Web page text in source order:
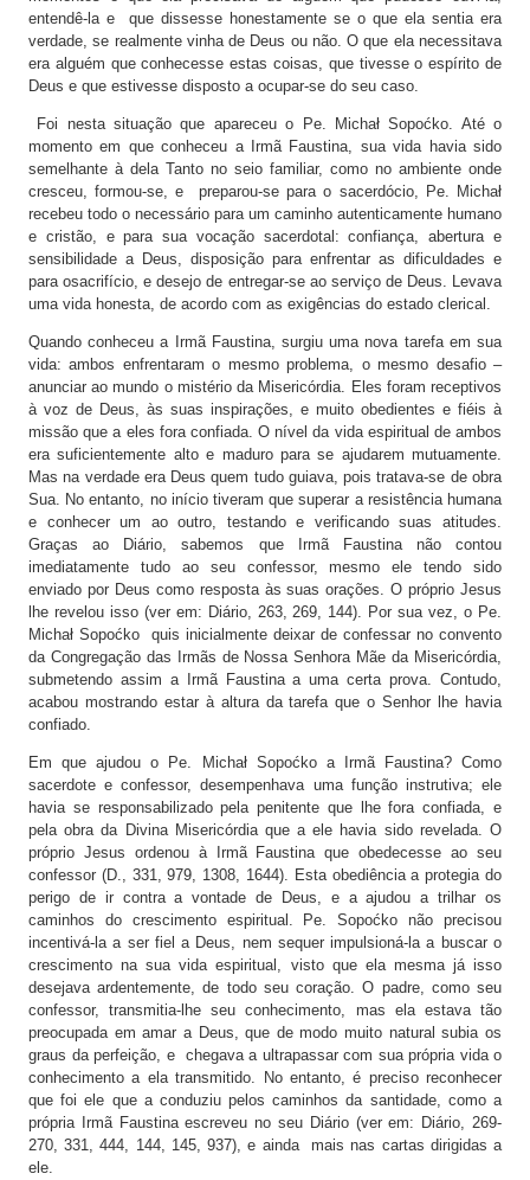
entendê-la e que dissesse honestamente se o que ela sentia era
verdade, se realmente vinha de Deus ou não. O que ela necessitava
era alguém que conhecesse estas coisas, que tivesse o espírito de
Deus e que estivesse disposto a ocupar-se do seu caso.
Foi nesta situação que apareceu o Pe. Michał Sopoćko. Até o
momento em que conheceu a Irmã Faustina, sua vida havia sido
semelhante à dela Tanto no seio familiar, como no ambiente onde
cresceu, formou-se, e preparou-se para o sacerdócio, Pe. Michał
recebeu todo o necessário para um caminho autenticamente humano
e cristão, e para sua vocação sacerdotal: confiança, abertura e
sensibilidade a Deus, disposição para enfrentar as dificuldades e
para osacrifício, e desejo de entregar-se ao serviço de Deus. Levava
uma vida honesta, de acordo com as exigências do estado clerical.
Quando conheceu a Irmã Faustina, surgiu uma nova tarefa em sua
vida: ambos enfrentaram o mesmo problema, o mesmo desafio –
anunciar ao mundo o mistério da Misericórdia. Eles foram receptivos
à voz de Deus, às suas inspirações, e muito obedientes e fiéis à
missão que a eles fora confiada. O nível da vida espiritual de ambos
era suficientemente alto e maduro para se ajudarem mutuamente.
Mas na verdade era Deus quem tudo guiava, pois tratava-se de obra
Sua. No entanto, no início tiveram que superar a resistência humana
e conhecer um ao outro, testando e verificando suas atitudes.
Graças ao Diário, sabemos que Irmã Faustina não contou
imediatamente tudo ao seu confessor, mesmo ele tendo sido
enviado por Deus como resposta às suas orações. O próprio Jesus
lhe revelou isso (ver em: Diário, 263, 269, 144). Por sua vez, o Pe.
Michał Sopoćko quis inicialmente deixar de confessar no convento
da Congregação das Irmãs de Nossa Senhora Mãe da Misericórdia,
submetendo assim a Irmã Faustina a uma certa prova. Contudo,
acabou mostrando estar à altura da tarefa que o Senhor lhe havia
confiado.
Em que ajudou o Pe. Michał Sopoćko a Irmã Faustina? Como
sacerdote e confessor, desempenhava uma função instrutiva; ele
havia se responsabilizado pela penitente que lhe fora confiada, e
pela obra da Divina Misericórdia que a ele havia sido revelada. O
próprio Jesus ordenou à Irmã Faustina que obedecesse ao seu
confessor (D., 331, 979, 1308, 1644). Esta obediência a protegia do
perigo de ir contra a vontade de Deus, e a ajudou a trilhar os
caminhos do crescimento espiritual. Pe. Sopoćko não precisou
incentivá-la a ser fiel a Deus, nem sequer impulsioná-la a buscar o
crescimento na sua vida espiritual, visto que ela mesma já isso
desejava ardentemente, de todo seu coração. O padre, como seu
confessor, transmitia-lhe seu conhecimento, mas ela estava tão
preocupada em amar a Deus, que de modo muito natural subia os
graus da perfeição, e chegava a ultrapassar com sua própria vida o
conhecimento a ela transmitido. No entanto, é preciso reconhecer
que foi ele que a conduziu pelos caminhos da santidade, como a
própria Irmã Faustina escreveu no seu Diário (ver em: Diário, 269-
270, 331, 444, 144, 145, 937), e ainda mais nas cartas dirigidas a
ele.